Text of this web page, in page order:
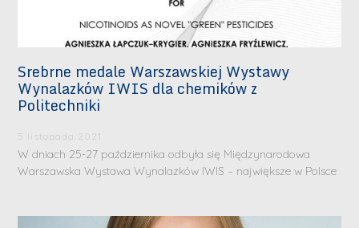
Srebrne medale Warszawskiej Wystawy
Wynalazków IWIS dla chemików z
Politechniki
5 listopada 2021
W dniach 25-27 października odbyła się Międzynarodowa
Warszawska Wystawa Wynalazków IWIS – największe w Polsce